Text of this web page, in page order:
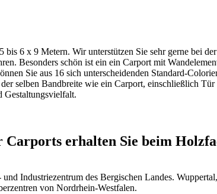
6 x 9 Metern. Wir unterstützen Sie sehr gerne bei
Besonders schön ist ein ein Carport mit
Sie aus 16 sich unterscheidenden Standard-
selben Bandbreite wie ein Carport, einschließlich
Gestaltungsvielfalt.
erhalten Sie beim
Industriezentrum des Bergischen Landes.
von Nordrhein-Westfalen.